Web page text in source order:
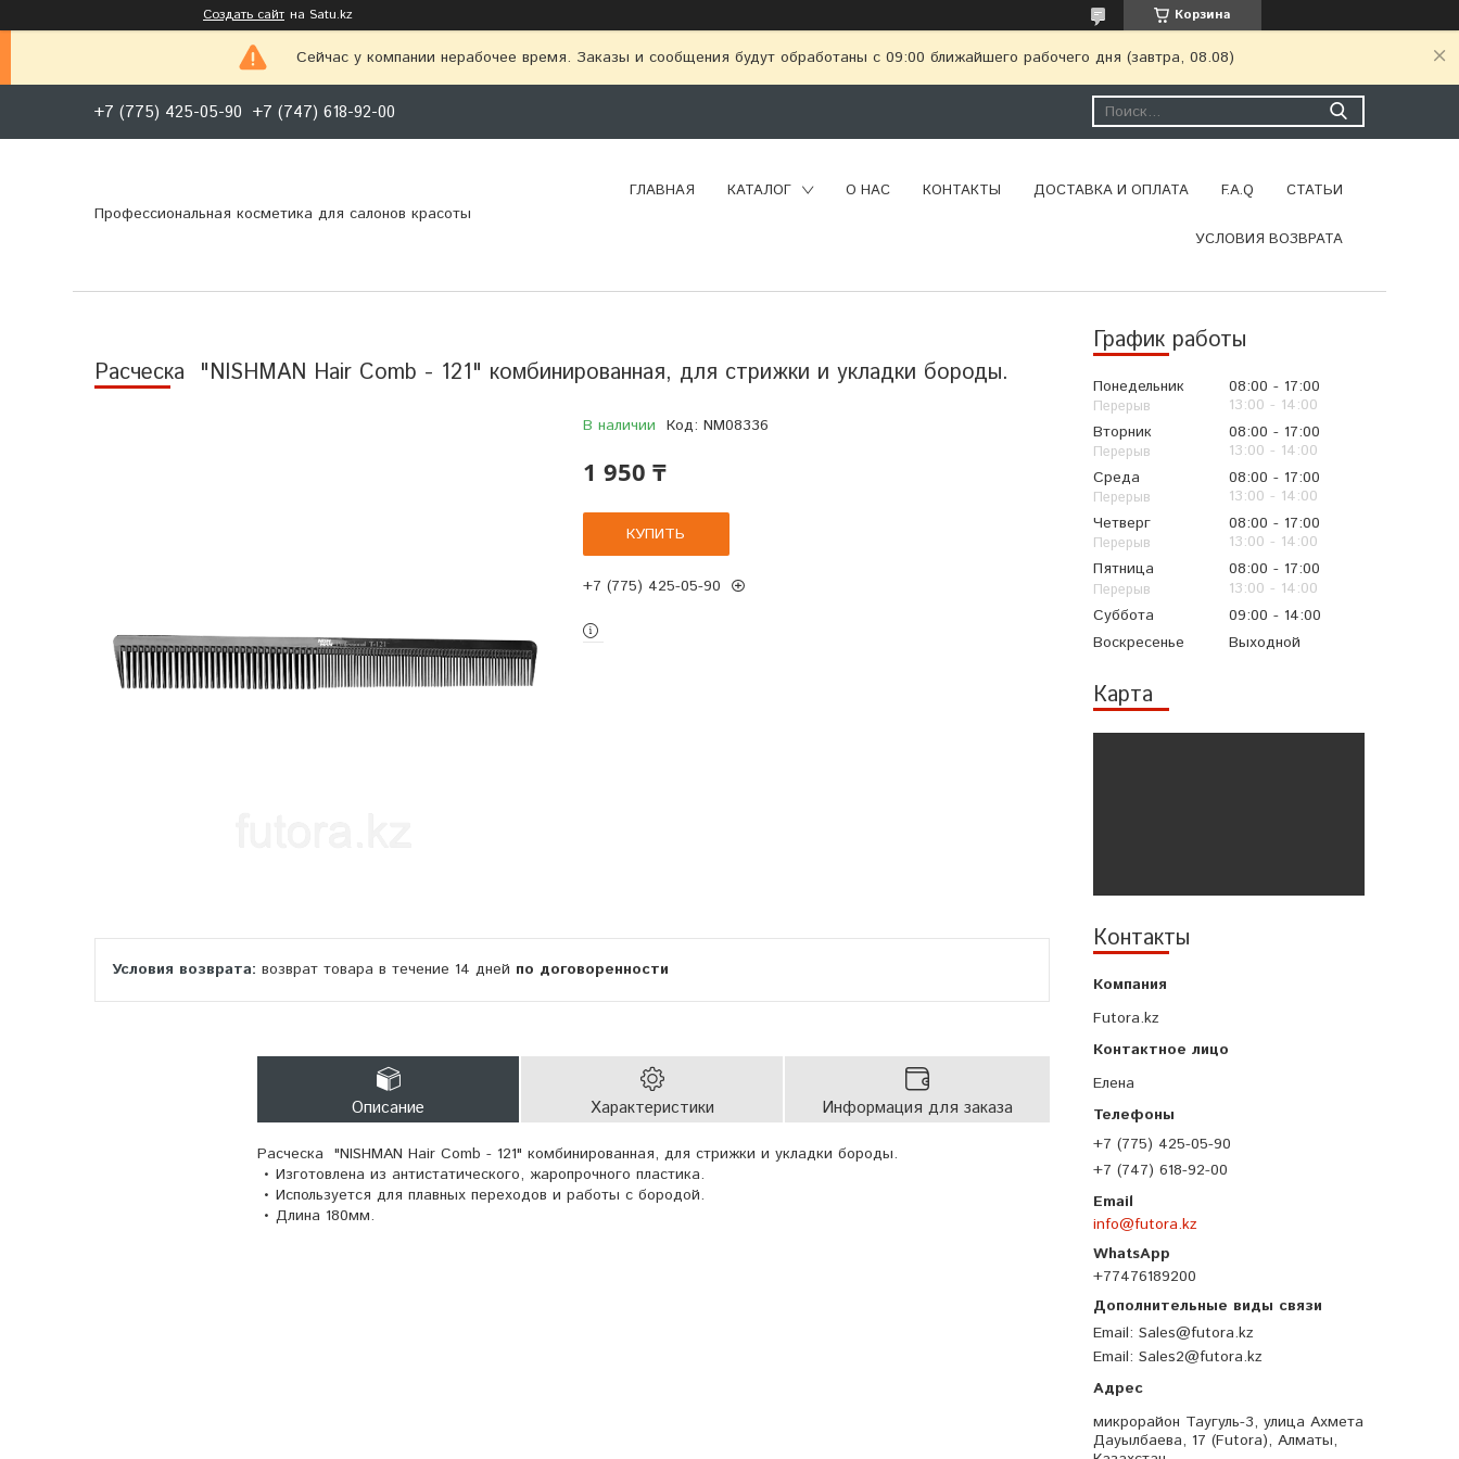
Создать сайт на Satu.kz Корзина
Сейчас у компании нерабочее время. Заказы и сообщения будут обработаны с 09:00 ближайшего рабочего дня (завтра, 08.08)
+7 (775) 425-05-90 +7 (747) 618-92-00
Профессиональная косметика для салонов красоты
ГЛАВНАЯ КАТАЛОГ О НАС КОНТАКТЫ ДОСТАВКА И ОПЛАТА F.A.Q СТАТЬИ
УСЛОВИЯ ВОЗВРАТА
График работы
Понедельник 08:00
17:00
13:00
14:00
Вторник
08:00
17:00
13:00
14:00
Среда
08:00
17:00
13:00
14:00
Четверг
08:00
17:00
13:00
14:00
Пятница
08:00
17:00
13:00
14:00
Суббота
09:00
14:00
Воскресенье
Выходной
Карта
Контакты
Futora.kz
Елена
+7 (775) 425-05-90
+7 (747) 618-92-00
info@futora.kz
+77476189200
Email Sales@futora.kz
Email Sales2@futora.kz
микрорайон Таугуль-3, улица Ахмета
Дауылбаева, 17 (Futora), Алматы,
Расческа "NISHMAN Hair Comb - 121" комбинированная, для стрижки и укладки бороды.
В наличии Код: NM08336
1 950 ₸
КУПИТЬ
+7 (775) 425-05-90
возврат товара в течение 14 дней по договоренности
Описание Характеристики Информация для заказа
Расческа "NISHMAN Hair Comb - 121" комбинированная, для стрижки и укладки бороды.
• Изготовлена из антистатического, жаропрочного пластика.
• Используется для плавных переходов и работы с бородой.
• Длина 180мм.